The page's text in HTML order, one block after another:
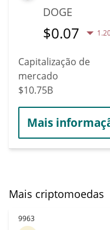
DOGE
$0.07
Capitalização de
mercado
$10.75B
Mais
Mais criptomoedas
9963